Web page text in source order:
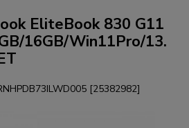
EliteBook 830 G11
16GB/Win11Pro/13.
[25382982]